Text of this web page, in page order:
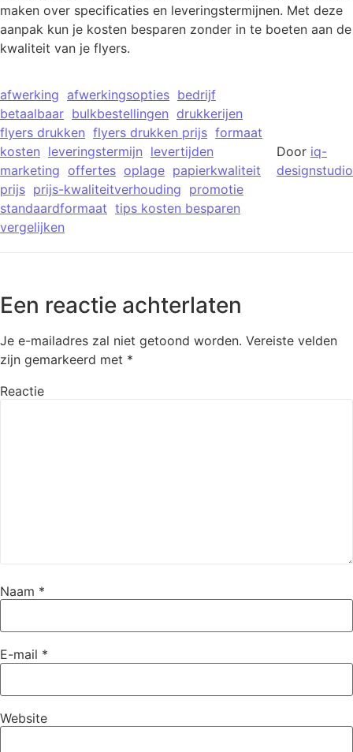
maken over specificaties en leveringstermijnen. Met deze
aanpak kun je kosten besparen zonder in te boeten aan de
kwaliteit van je flyers.
afwerking afwerkingsopties bedrijf
betaalbaar bulkbestellingen drukkerijen
flyers drukken flyers drukken prijs formaat
kosten leveringstermijn levertijden
marketing offertes oplage papierkwaliteit
prijs prijs-kwaliteitverhouding promotie
standaardformaat tips kosten besparen
vergelijken
Door iq-
designstudio
Een reactie achterlaten
Je e-mailadres zal niet getoond worden. Vereiste velden
zijn gemarkeerd met *
Reactie
Naam *
E-mail *
Website